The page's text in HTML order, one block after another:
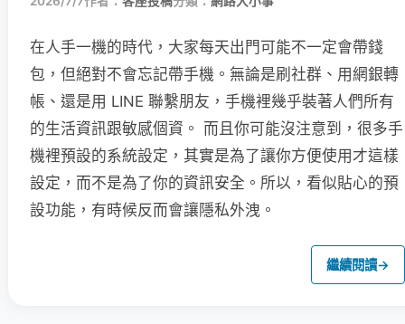
在人手一機的時代，大家每天出門可能不一定會帶錢
包，但絕對不會忘記帶手機。無論是刷社群、用網銀轉
帳、還是用 LINE 聯繫朋友，手機裡幾乎裝著人們所有
的生活資訊跟敏感個資。 而且你可能沒注意到，很多手
機裡預設的系統設定，其實是為了讓你方便使用才這樣
設定，而不是為了你的資訊安全。所以，看似貼心的預
設功能，有時候反而會讓隱私外洩。
繼續閱讀→